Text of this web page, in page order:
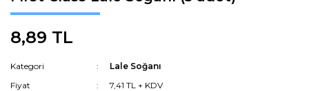
8,89 TL
Kategori
Lale Soğanı
Fiyat
7,41 TL + KDV